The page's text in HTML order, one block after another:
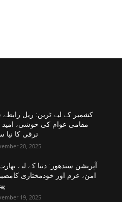
کشمیر کے لیے ٹرین: ریل
مقامی عوام کی خوشی، امید
ترقی کا نیا
20, 2025
آپریشن سندھور: دنیا کے لیے
امن، عزم اور خودمختاری
19, 2025